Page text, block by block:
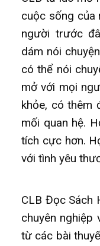
cuộc sống của
người trước
dám nói
có thể nói
mở với mọi
khỏe, có thêm
mối quan hệ.
tích cực hơn.
với tình yêu
CLB Đọc Sách
chuyên nghiệp
từ các bài